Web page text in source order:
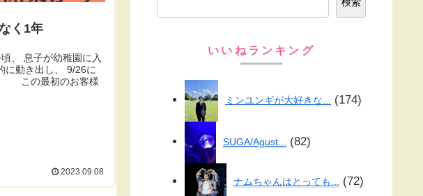
く1年
、 息子が幼稚園に入
に動き出し、 9/26に
この最初のお客様
2023.09.08
いいねランキング
ミンユンギが大好きな... 174
SUGA/Agust... 82
ナムちゃんはとっても... 72